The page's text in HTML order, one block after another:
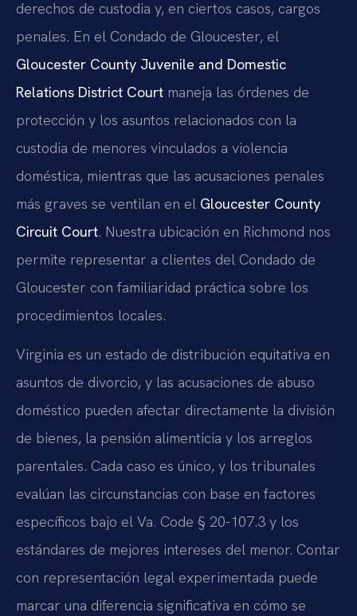
derechos de custodia y, en ciertos casos, cargos
penales. En el Condado de Gloucester, el
Gloucester County Juvenile and Domestic
Relations District Court maneja las órdenes de
protección y los asuntos relacionados con la
custodia de menores vinculados a violencia
doméstica, mientras que las acusaciones penales
más graves se ventilan en el Gloucester County
Circuit Court. Nuestra ubicación en Richmond nos
permite representar a clientes del Condado de
Gloucester con familiaridad práctica sobre los
procedimientos locales.
Virginia es un estado de distribución equitativa en
asuntos de divorcio, y las acusaciones de abuso
doméstico pueden afectar directamente la división
de bienes, la pensión alimenticia y los arreglos
parentales. Cada caso es único, y los tribunales
evalúan las circunstancias con base en factores
específicos bajo el Va. Code § 20-107.3 y los
estándares de mejores intereses del menor. Contar
con representación legal experimentada puede
marcar una diferencia significativa en cómo se